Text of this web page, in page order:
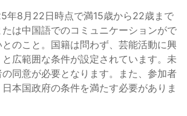
年8月22日時点で満15歳から22歳まで
は中国語でのコミュニケーションがで
のこと。国籍は問わず、芸能活動に興
広範囲な条件が設定されています。未
同意が必要となります。また、参加者
本国政府の条件を満たす必要がありま